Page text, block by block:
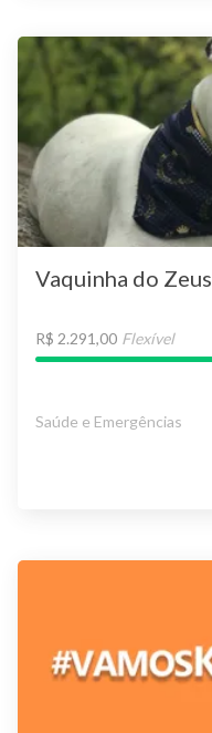
Vaquinha do Zeus
R$ 2.291,00 Flexível
Saúde e Emergências